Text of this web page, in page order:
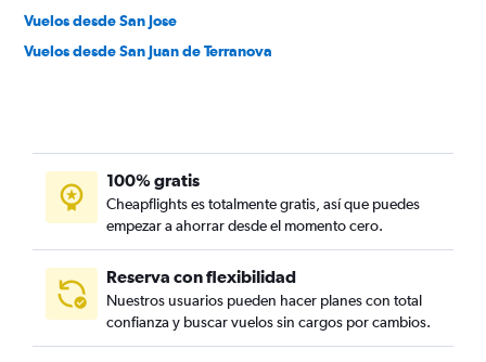
Vuelos desde San Jose
Vuelos desde San Juan de Terranova
100% gratis
Cheapflights es totalmente gratis, así que puedes
empezar a ahorrar desde el momento cero.
Reserva con flexibilidad
Nuestros usuarios pueden hacer planes con total
confianza y buscar vuelos sin cargos por cambios.